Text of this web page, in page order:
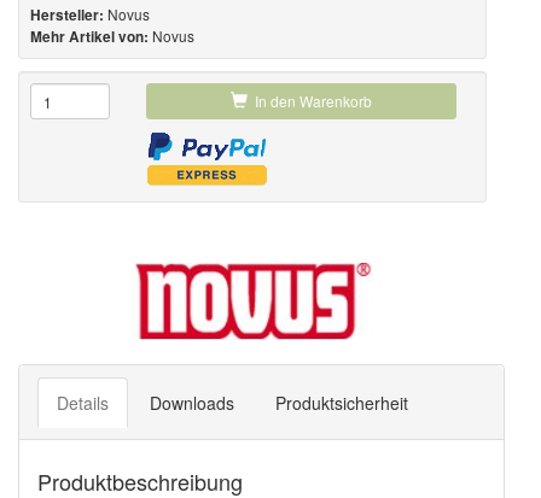
Hersteller: Novus
Mehr Artikel von: Novus
In den Warenkorb
Details Downloads Produktsicherheit
Produktbeschreibung